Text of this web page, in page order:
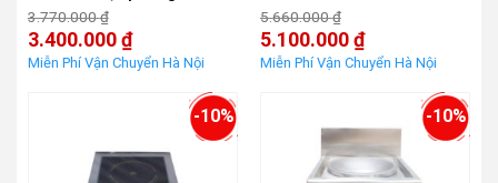
3.770.000₫
Giá
gốc
là:
3.400.000₫
Giá
5.660.000₫
Giá
gốc
là:
5.100.000₫
Giá
-10% -10%